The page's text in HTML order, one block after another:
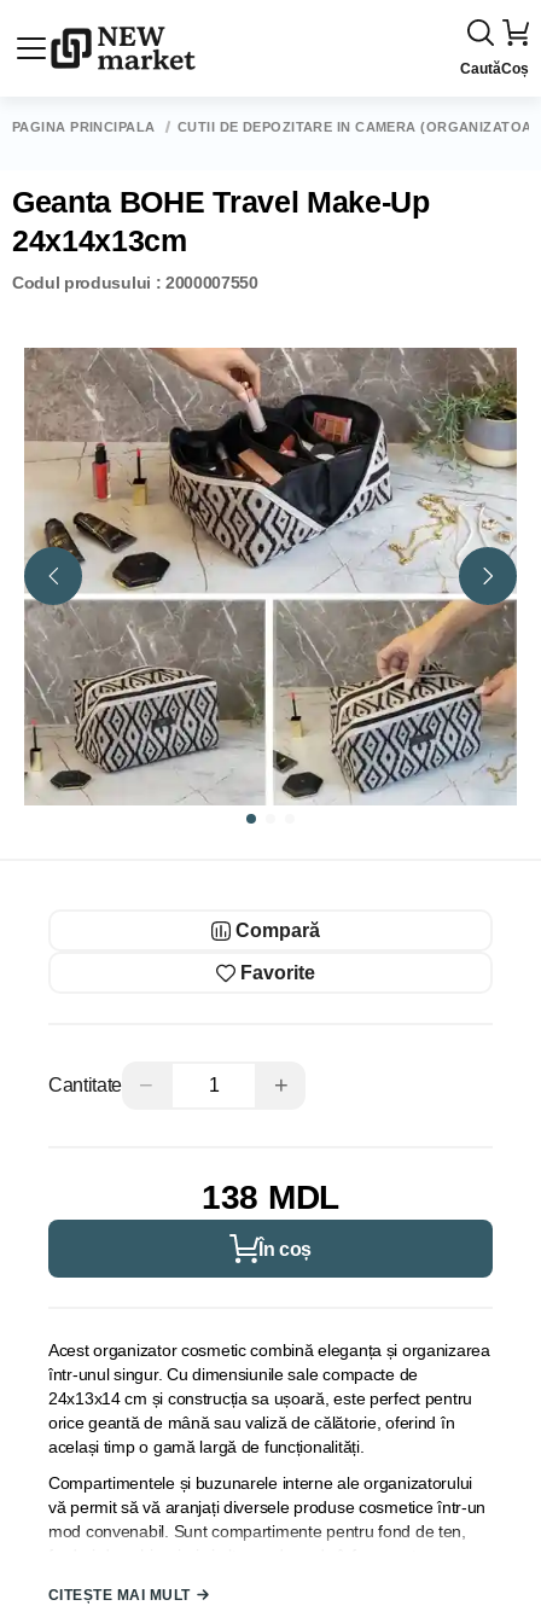
CautăCoș
PAGINA PRINCIPALĂ CUTII DE DEPOZITARE ÎN CAMERĂ
Geanta BOHE Travel Make-Up
24x14x13cm
Codul produsului : 2000007550
Compară
Favorite
Cantitate − +
138 MDL
În coș
Acest organizator cosmetic combină eleganța și organizarea
într-unul singur. Cu dimensiunile sale compacte de
24x13x14 cm și construcția sa ușoară, este perfect pentru
orice geantă de mână sau valiză de călătorie, oferind în
același timp o gamă largă de funcționalități.
Compartimentele și buzunarele interne ale organizatorului
vă permit să vă aranjați diversele produse cosmetice într-un
mod convenabil. Sunt compartimente pentru fond de ten,
permite să vă transportați cu ușurință organizatorul oriunde,
CITEȘTE MAI MULT